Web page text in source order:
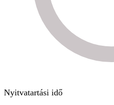
Nyitvatartási idő